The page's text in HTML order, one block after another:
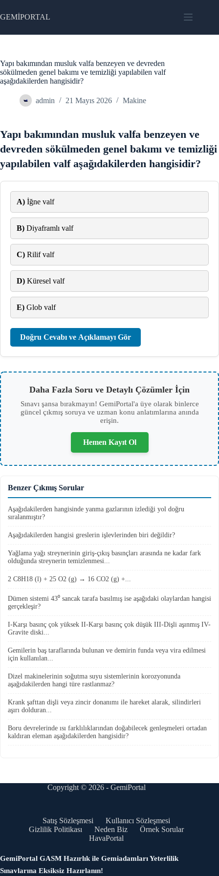
to
content
GEMİPORTAL
Yapı bakımından musluk valfa benzeyen ve devreden
sökülmeden genel bakımı ve temizliği yapılabilen valf
aşağıdakilerden hangisidir?
admin 21 Mayıs 2026 Makine
Yapı bakımından musluk valfa benzeyen ve
devreden sökülmeden genel bakımı ve temizliği
yapılabilen valf aşağıdakilerden hangisidir?
A) İğne valf
B) Diyaframlı valf
C) Rilif valf
D) Küresel valf
E) Glob valf
Doğru Cevabı ve Açıklamayı Gör
Daha Fazla Soru ve Detaylı Çözümler İçin
Sınavı şansa bırakmayın! GemiPortal'a üye olarak binlerce
güncel çıkmış soruya ve uzman konu anlatımlarına anında
erişin.
Hemen Kayıt Ol
Benzer Çıkmış Sorular
Aşağıdakilerden hangisinde yanma gazlarının izlediği yol doğru
sıralanmıştır?
Aşağıdakilerden hangisi greslerin işlevlerinden biri değildir?
Yağlama yağı streynerinin giriş-çıkış basınçları arasında ne kadar fark
olduğunda streynerin temizlenmesi...
2 C8H18 (l) + 25 O2 (g) → 16 CO2 (g) +...
Dümen sistemi 43⁰ sancak tarafa basılmış ise aşağıdaki olaylardan hangisi
gerçekleşir?
I-Karşı basınç çok yüksek II-Karşı basınç çok düşük III-Dişli aşınmış IV-
Gravite diski...
Gemilerin baş taraflarında bulunan ve demirin funda veya vira edilmesi
için kullanılan...
Dizel makinelerinin soğutma suyu sistemlerinin korozyonunda
aşağıdakilerden hangi türe rastlanmaz?
Krank şafttan dişli veya zincir donanımı ile hareket alarak, silindirleri
aşırı dolduran...
Boru devrelerinde ısı farklılıklarından doğabilecek genleşmeleri ortadan
kaldıran eleman aşağıdakilerden hangisidir?
Copyright © 2026 - GemiPortal
Satış Sözleşmesi
Kullanıcı Sözleşmesi
Gizlilik Politikası
Neden Biz
Örnek Sorular
HavaPortal
GemiPortal GASM Hazırlık ile Gemiadamları Yeterlilik
Sınavlarına Eksiksiz Hazırlanın!